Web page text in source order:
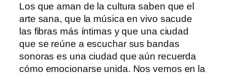
Los que aman de la cultura saben que el
arte sana, que la música en vivo sacude
las fibras más íntimas y que una ciudad
que se reúne a escuchar sus bandas
sonoras es una ciudad que aún recuerda
cómo emocionarse unida. Nos vemos en la